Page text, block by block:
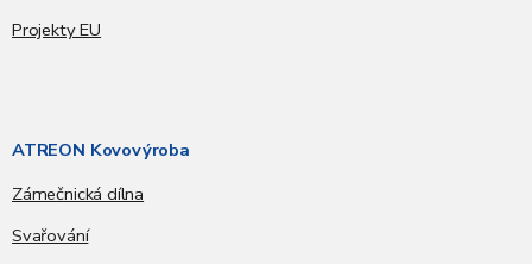
Projekty EU
ATREON Kovovýroba
Zámečnická dílna
Svařování